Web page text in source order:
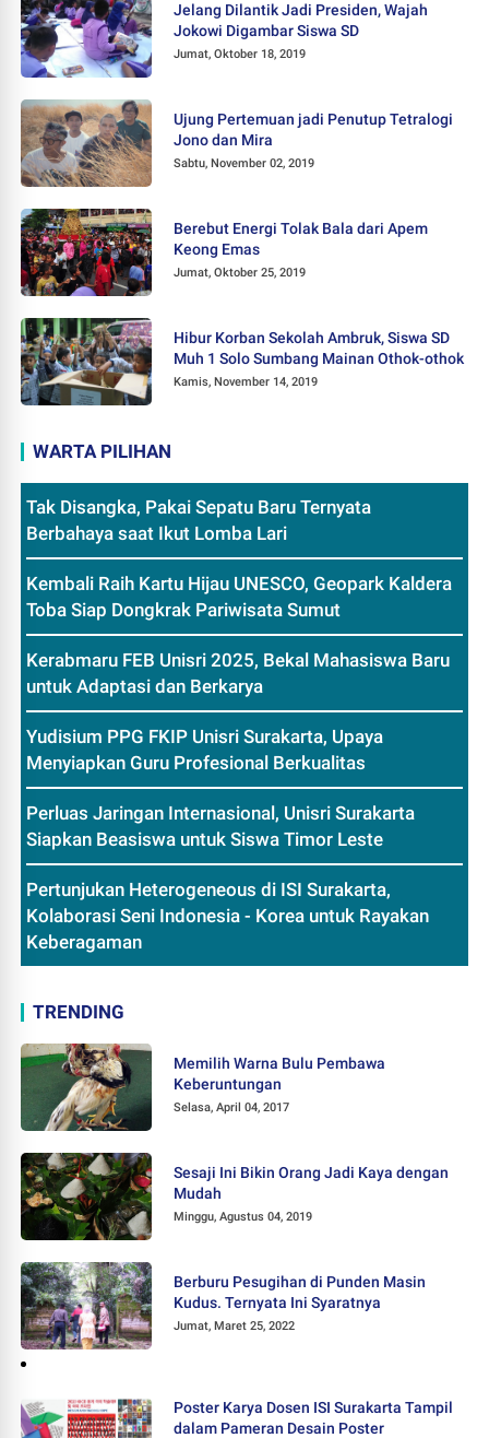
Jelang Dilantik Jadi Presiden, Wajah
Jokowi Digambar Siswa SD
Jumat, Oktober 18, 2019
Ujung Pertemuan jadi Penutup Tetralogi
Jono dan Mira
Sabtu, November 02, 2019
Berebut Energi Tolak Bala dari Apem
Keong Emas
Jumat, Oktober 25, 2019
Hibur Korban Sekolah Ambruk, Siswa SD
Muh 1 Solo Sumbang Mainan Othok-othok
Kamis, November 14, 2019
WARTA PILIHAN
Tak Disangka, Pakai Sepatu Baru Ternyata
Berbahaya saat Ikut Lomba Lari
Kembali Raih Kartu Hijau UNESCO, Geopark Kaldera
Toba Siap Dongkrak Pariwisata Sumut
Kerabmaru FEB Unisri 2025, Bekal Mahasiswa Baru
untuk Adaptasi dan Berkarya
Yudisium PPG FKIP Unisri Surakarta, Upaya
Menyiapkan Guru Profesional Berkualitas
Perluas Jaringan Internasional, Unisri Surakarta
Siapkan Beasiswa untuk Siswa Timor Leste
Pertunjukan Heterogeneous di ISI Surakarta,
Kolaborasi Seni Indonesia - Korea untuk Rayakan
Keberagaman
TRENDING
Memilih Warna Bulu Pembawa
Keberuntungan
Selasa, April 04, 2017
Sesaji Ini Bikin Orang Jadi Kaya dengan
Mudah
Minggu, Agustus 04, 2019
Berburu Pesugihan di Punden Masin
Kudus. Ternyata Ini Syaratnya
Jumat, Maret 25, 2022
Poster Karya Dosen ISI Surakarta Tampil
dalam Pameran Desain Poster